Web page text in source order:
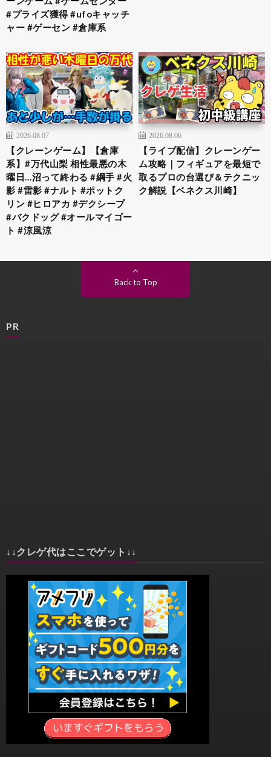
#プライズ獲得 #ufoキャッチ
ャー #ゲーセン #倉庫系
2026.08.07
【クレーンゲーム】【倉庫
系】#万代山梨 相性最悪の木
曜日…沼って終わる #綱手 #火
影 #雷影 #ナルト #ポットク
リン #ヒロアカ #デクシープ
#バクドッグ #オールマイゴー
ト #涼風涼
2026.08.06
【ライブ配信】クレーンゲー
ム攻略｜フィギュアを最短で
取るプロの台選び＆テクニッ
ク解説【ベネクス川崎】
Back to Top
PR
↓↓クレゲ代はここでゲット↓↓